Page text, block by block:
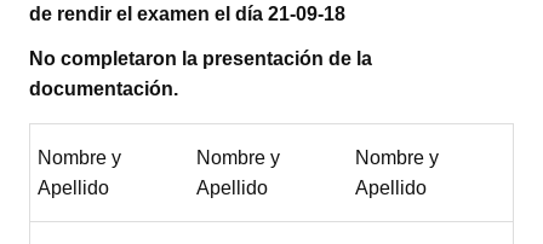
de rendir el examen el día 21-09-18
No completaron la presentación de la
documentación.
Nombre y
Apellido
Nombre y
Apellido
Nombre y
Apellido